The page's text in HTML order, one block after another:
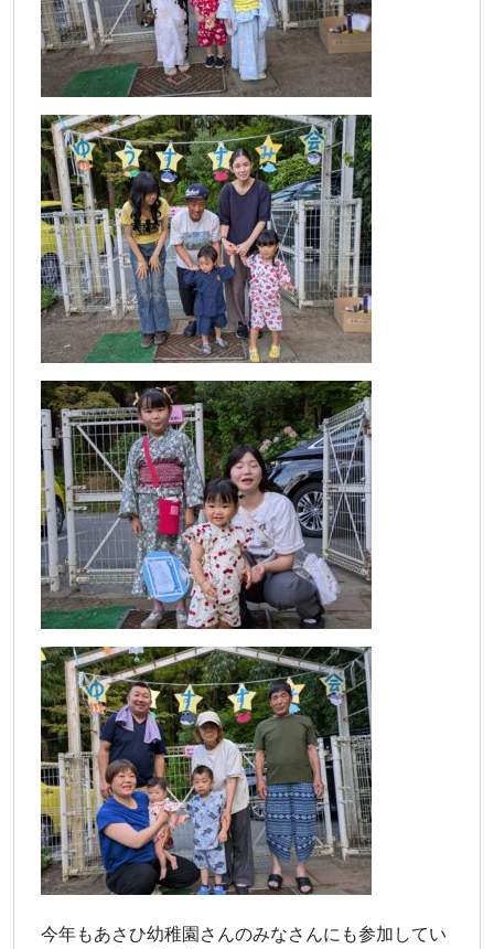
今年もあさひ幼稚園さんのみなさんにも参加してい